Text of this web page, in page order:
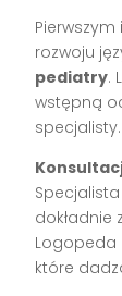
rozwoju
pediatry.
wstępną
specjalisty.
Logopeda
które